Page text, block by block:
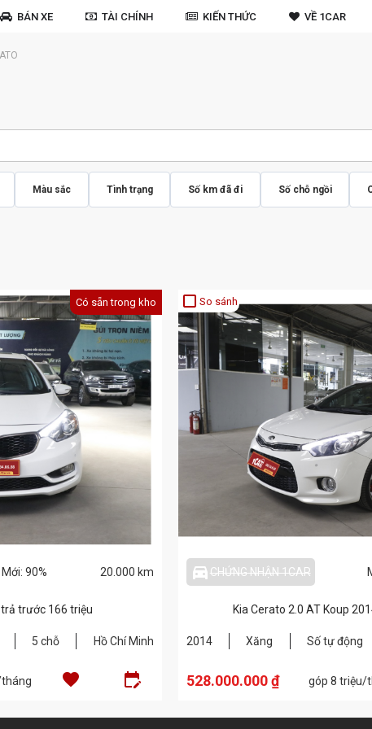
BÁN XE TÀI CHÍNH KIẾN THỨC VỀ 1CAR
Màu sắc Tình trạng Số km đã đi Số chỗ ngồi
Có sẵn trong kho
Mới: 90% 20.000 km
trả trước 166 triệu
5 chỗ Hồ Chí Minh
favorite
crop_square So sánh
CHỨNG NHẬN 1CAR
Kia Cerato 2.0 AT Koup
2014 Xăng Số tự động
528.000.000 ₫ góp 8 triệu/